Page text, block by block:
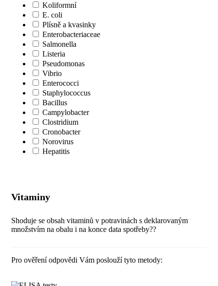
Koliformní
E. coli
Plísně a kvasinky
Enterobacteriaceae
Salmonella
Listeria
Pseudomonas
Vibrio
Enterococci
Staphylococcus
Bacillus
Campylobacter
Clostridium
Cronobacter
Norovirus
Hepatitis
Vitaminy
Shoduje se obsah vitaminů v potravinách s deklarovaným
množstvím na obalu i na konce data spotřeby??
Pro ověření odpovědi Vám poslouží tyto metody: